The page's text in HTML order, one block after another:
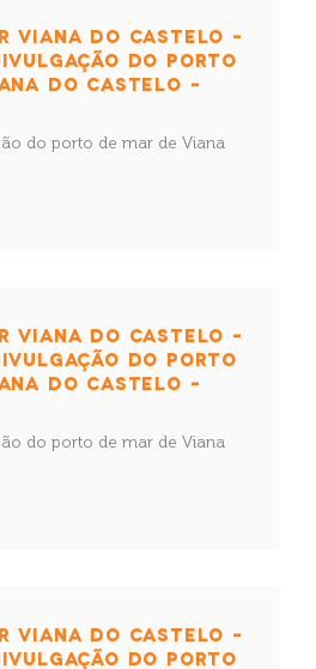
VIANA DO CASTELO –
DO PORTO
DO CASTELO –
do porto de mar de Viana
VIANA DO CASTELO –
DO PORTO
DO CASTELO –
do porto de mar de Viana
VIANA DO CASTELO –
DO PORTO